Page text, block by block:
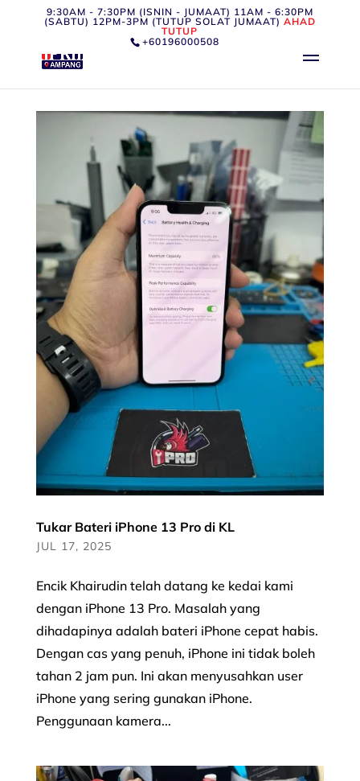
9:30AM - 7:30PM (ISNIN - JUMAAT) 11AM - 6:30PM
(SABTU) 12PM-3PM (TUTUP SOLAT JUMAAT) AHAD
TUTUP
+60196000508
Tukar Bateri iPhone 13 Pro di KL
JUL 17, 2025
Encik Khairudin telah datang ke kedai kami
dengan iPhone 13 Pro. Masalah yang
dihadapinya adalah bateri iPhone cepat habis.
Dengan cas yang penuh, iPhone ini tidak boleh
tahan 2 jam pun. Ini akan menyusahkan user
iPhone yang sering gunakan iPhone.
Penggunaan kamera...